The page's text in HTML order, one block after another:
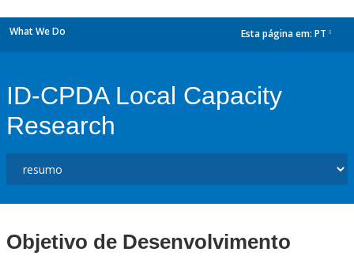
What We Do Esta página em: PT
ID-CPDA Local Capacity
Research
Objetivo de Desenvolvimento